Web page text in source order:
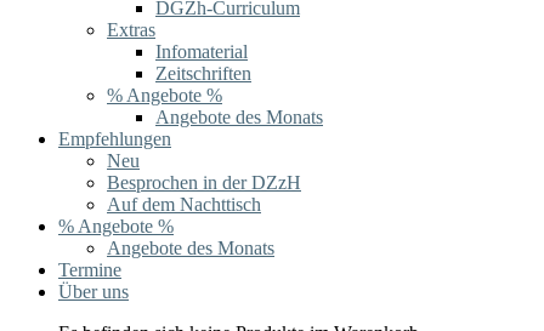
DGZh-Curriculum
Extras
Infomaterial
Zeitschriften
% Angebote %
Angebote des Monats
Empfehlungen
Neu
Besprochen in der DZzH
Auf dem Nachttisch
% Angebote %
Angebote des Monats
Termine
Über uns